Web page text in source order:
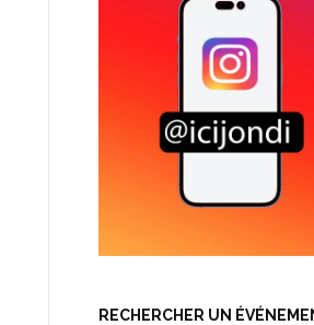
RECHERCHER UN